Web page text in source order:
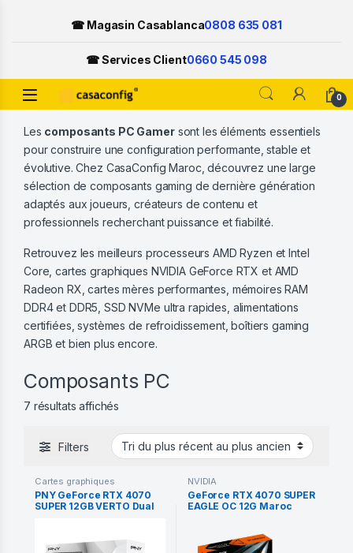
☎ Magasin Casablanca0808 635 081
☎ Services Client0660 545 098
Open 0
Les composants PC Gamersont les éléments essentiels
pour construire une configuration performante, stable et
évolutive. Chez CasaConfig Maroc, découvrez une large
sélection de composants gaming de dernière génération
adaptés aux joueurs, créateurs de contenu et
professionnels recherchant puissance et fiabilité.
Retrouvez les meilleurs processeurs AMD Ryzen et Intel
Core, cartes graphiques NVIDIA GeForce RTX et AMD
Radeon RX, cartes mères performantes, mémoires RAM
DDR4 et DDR5, SSD NVMe ultra rapides, alimentations
certifiées, systèmes de refroidissement, boîtiers gaming
ARGB et bien plus encore.
Composants PC
7 résultats affichés
Filters
Cartes graphiques
PNY GeForce RTX 4070
SUPER 12GB VERTO Dual
NVIDIA
GeForce RTX 4070 SUPER
EAGLE OC 12G Maroc